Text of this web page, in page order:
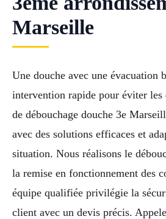
Marseille
Une douche avec une évacuation
intervention rapide pour éviter les
de débouchage douche 3e
avec des solutions efficaces et
situation. Nous réalisons le
la remise en fonctionnement des
équipe qualifiée privilégie la
client avec un devis précis.